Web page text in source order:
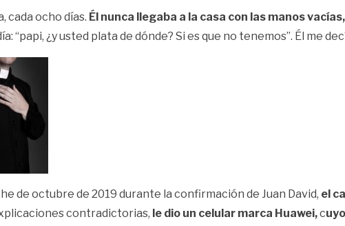
cada ocho días. Él nunca llegaba a la casa con las manos
“papi, ¿y usted plata de dónde? Si es que no tenemos”. Él me
de octubre de 2019 durante la confirmación de Juan David, el
contradictorias, le dio un celular marca Huawei,c